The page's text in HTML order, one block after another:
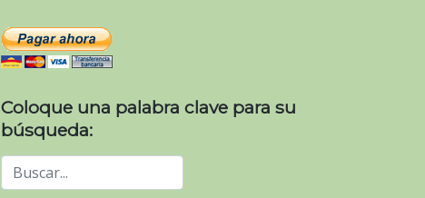
Coloque una palabra clave para su
búsqueda: